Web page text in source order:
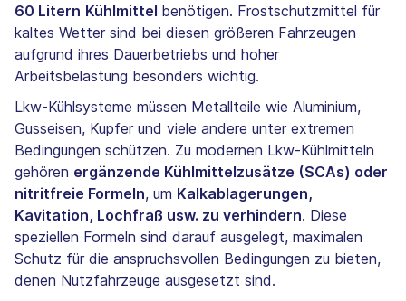
60 Litern Kühlmittel benötigen. Frostschutzmittel für
kaltes Wetter sind bei diesen größeren Fahrzeugen
aufgrund ihres Dauerbetriebs und hoher
Arbeitsbelastung besonders wichtig.
Lkw-Kühlsysteme müssen Metallteile wie Aluminium,
Gusseisen, Kupfer und viele andere unter extremen
Bedingungen schützen. Zu modernen Lkw-Kühlmitteln
gehören ergänzende Kühlmittelzusätze (SCAs) oder
nitritfreie Formeln, um Kalkablagerungen,
Kavitation, Lochfraß usw. zu verhindern. Diese
speziellen Formeln sind darauf ausgelegt, maximalen
Schutz für die anspruchsvollen Bedingungen zu bieten,
denen Nutzfahrzeuge ausgesetzt sind.